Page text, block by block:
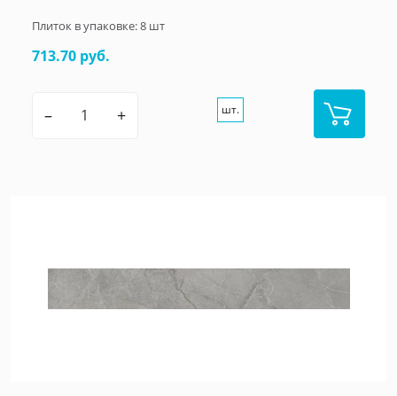
Плиток в упаковке:8 шт
713.70 руб.
– + шт.